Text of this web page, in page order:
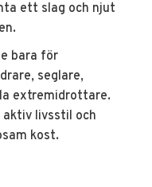
ett slag och njut
bara för
seglare,
extremidrottare.
aktiv livsstil och
kost.